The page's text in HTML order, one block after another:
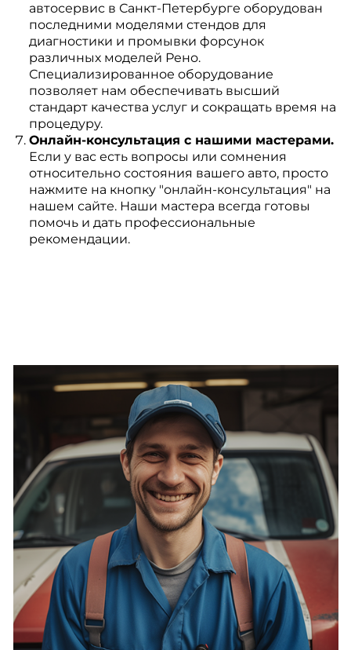
автосервис в Санкт-Петербурге оборудован
последними моделями стендов для
диагностики и промывки форсунок
различных моделей Рено.
Специализированное оборудование
позволяет нам обеспечивать высший
стандарт качества услуг и сокращать время на
процедуру.
Онлайн-консультация с нашими мастерами.
Если у вас есть вопросы или сомнения
относительно состояния вашего авто, просто
нажмите на кнопку "онлайн-консультация" на
нашем сайте. Наши мастера всегда готовы
помочь и дать профессиональные
рекомендации.